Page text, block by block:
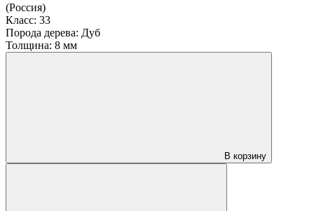
(Россия)
Класс: 33
Порода дерева: Дуб
Толщина: 8 мм
В корзину